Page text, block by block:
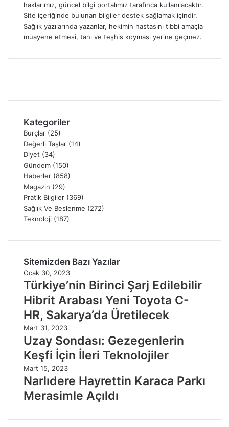
haklarımız, güncel bilgi portalımız tarafınca kullanılacaktır.
Site içeriğinde bulunan bilgiler destek sağlamak içindir.
Sağlık yazılarında yazanlar, hekimin hastasını tıbbi amaçla
muayene etmesi, tanı ve teşhis koyması yerine geçmez.
Kategoriler
Burçlar (25)
Değerli Taşlar (14)
Diyet (34)
Gündem (150)
Haberler (858)
Magazin (29)
Pratik Bilgiler (369)
Sağlık Ve Beslenme (272)
Teknoloji (187)
Sitemizden Bazı Yazılar
Ocak 30, 2023
Türkiye’nin Birinci Şarj Edilebilir
Hibrit Arabası Yeni Toyota C-
HR, Sakarya’da Üretilecek
Mart 31, 2023
Uzay Sondası: Gezegenlerin
Keşfi İçin İleri Teknolojiler
Mart 15, 2023
Narlıdere Hayrettin Karaca Parkı
Merasimle Açıldı